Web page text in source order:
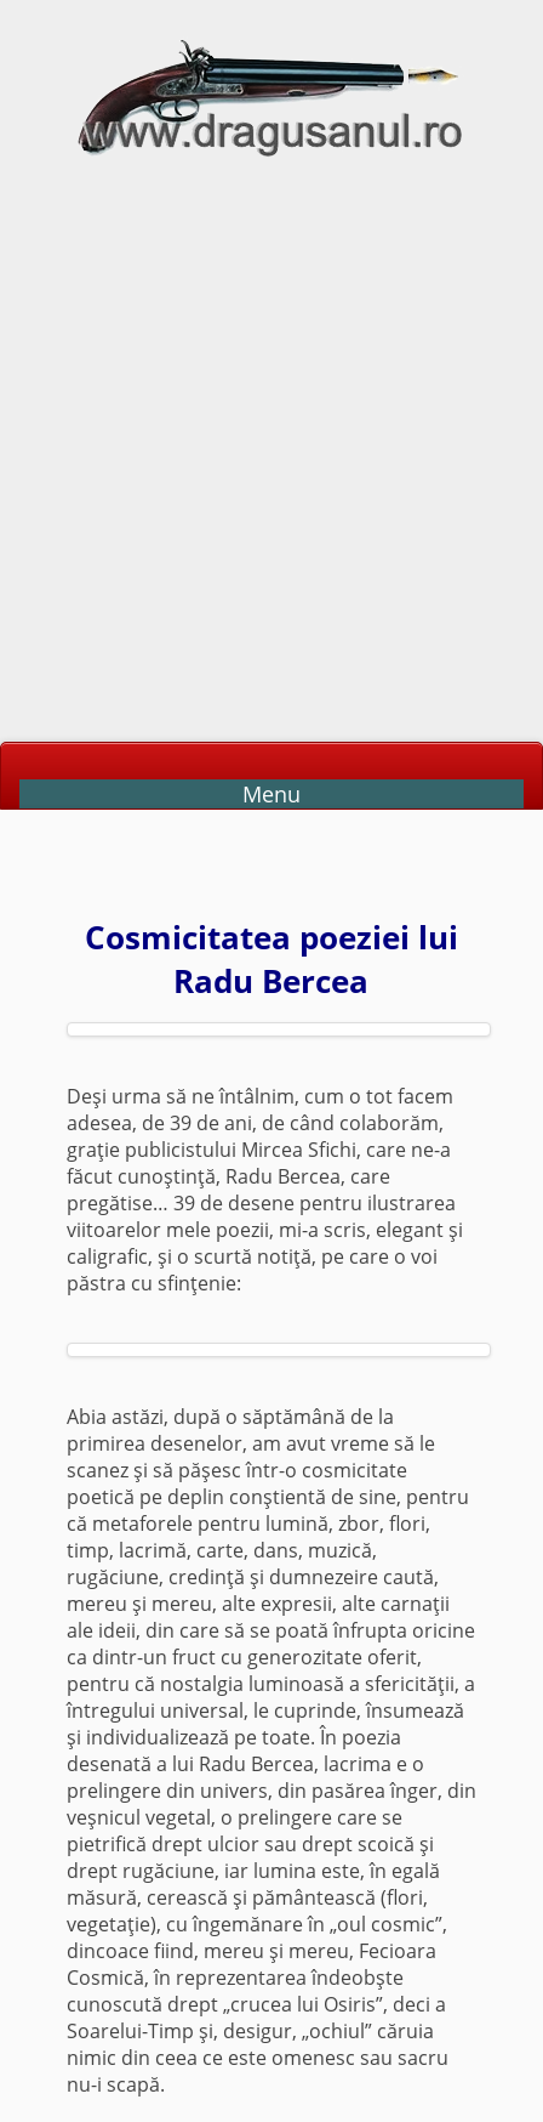
Menu
Cosmicitatea poeziei lui
Radu Bercea
Deşi urma să ne întâlnim, cum o tot facem
adesea, de 39 de ani, de când colaborăm,
graţie publicistului Mircea Sfichi, care ne-a
făcut cunoştinţă, Radu Bercea, care
pregătise… 39 de desene pentru ilustrarea
viitoarelor mele poezii, mi-a scris, elegant şi
caligrafic, şi o scurtă notiţă, pe care o voi
păstra cu sfinţenie:
Abia astăzi, după o săptămână de la
primirea desenelor, am avut vreme să le
scanez şi să păşesc într-o cosmicitate
poetică pe deplin conştientă de sine, pentru
că metaforele pentru lumină, zbor, flori,
timp, lacrimă, carte, dans, muzică,
rugăciune, credinţă şi dumnezeire caută,
mereu şi mereu, alte expresii, alte carnaţii
ale ideii, din care să se poată înfrupta oricine
ca dintr-un fruct cu generozitate oferit,
pentru că nostalgia luminoasă a sfericităţii, a
întregului universal, le cuprinde, însumează
şi individualizează pe toate. În poezia
desenată a lui Radu Bercea, lacrima e o
prelingere din univers, din pasărea înger, din
veşnicul vegetal, o prelingere care se
pietrifică drept ulcior sau drept scoică şi
drept rugăciune, iar lumina este, în egală
măsură, cerească şi pământească (flori,
vegetaţie), cu îngemănare în „oul cosmic”,
dincoace fiind, mereu şi mereu, Fecioara
Cosmică, în reprezentarea îndeobşte
cunoscută drept „crucea lui Osiris”, deci a
Soarelui-Timp şi, desigur, „ochiul” căruia
nimic din ceea ce este omenesc sau sacru
nu-i scapă.